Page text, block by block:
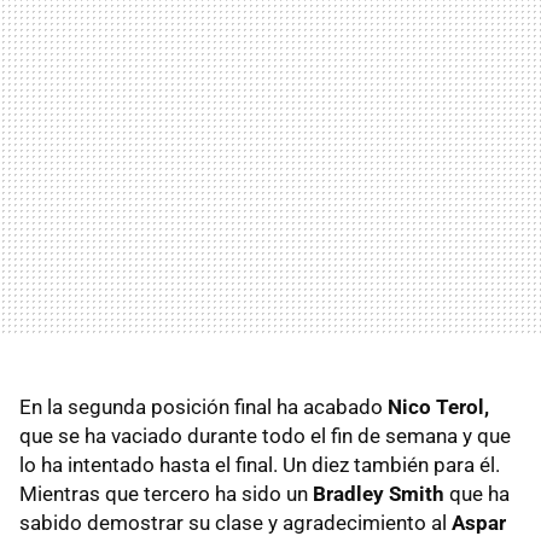
En la segunda posición final ha acabado Nico Terol,
que se ha vaciado durante todo el fin de semana y que
lo ha intentado hasta el final. Un diez también para él.
Mientras que tercero ha sido un Bradley Smith que ha
sabido demostrar su clase y agradecimiento al Aspar